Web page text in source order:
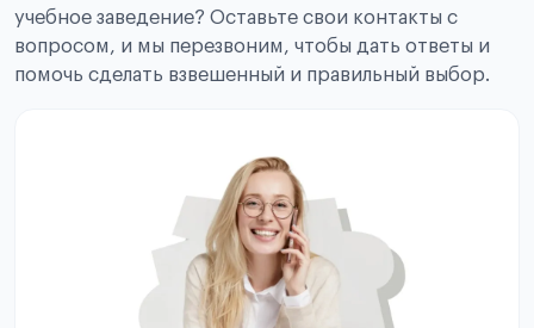
учебное заведение? Оставьте свои контакты с
вопросом, и мы перезвоним, чтобы дать ответы и
помочь сделать взвешенный и правильный выбор.